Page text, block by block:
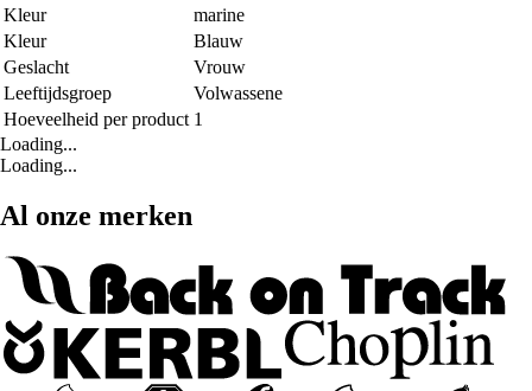
Kleur
marine
Kleur
Blauw
Geslacht
Vrouw
Leeftijdsgroep
Volwassene
Hoeveelheid per product 1
Loading...
Loading...
Al onze merken